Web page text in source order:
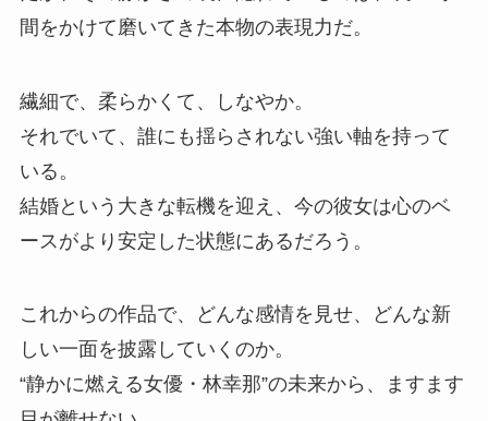
間をかけて磨いてきた本物の表現力だ。
繊細で、柔らかくて、しなやか。
それでいて、誰にも揺らされない強い軸を持って
いる。
結婚という大きな転機を迎え、今の彼女は心のベ
ースがより安定した状態にあるだろう。
これからの作品で、どんな感情を見せ、どんな新
しい一面を披露していくのか。
“静かに燃える女優・林幸那”の未来から、ますます